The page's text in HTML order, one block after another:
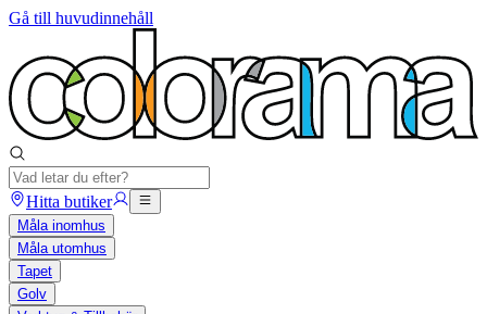
Gå till huvudinnehåll
Hitta butiker
Måla inomhus
Måla utomhus
Tapet
Golv